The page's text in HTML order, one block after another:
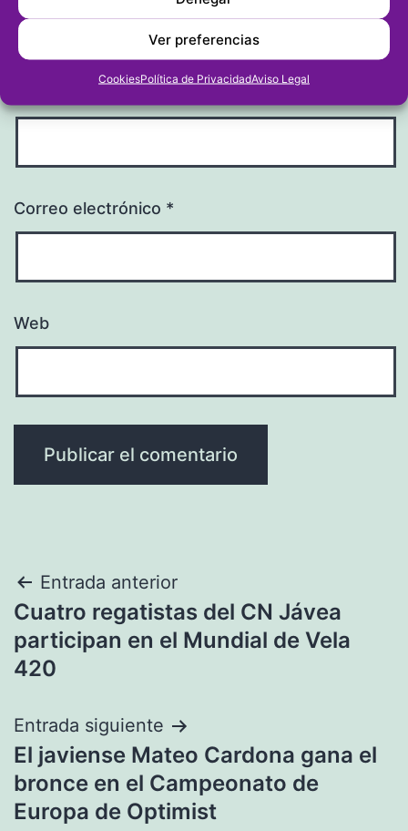
Ver preferencias
CookiesPolítica de PrivacidadAviso Legal
Correo electrónico *
Web
Navegación
de
entradas
Entrada anterior
Cuatro regatistas del CN Jávea
participan en el Mundial de Vela
420
Entrada siguiente
El javiense Mateo Cardona gana el
bronce en el Campeonato de
Europa de Optimist